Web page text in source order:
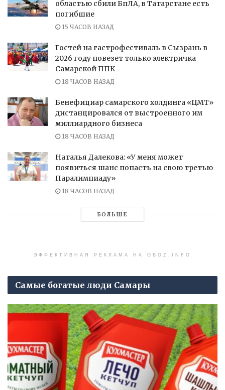
областью сбили БпЛА, в Татарстане есть
погибшие
15 ЧАСОВ НАЗАД
Гостей на гастрофестиваль в Сызрань в
2026 году повезет только электричка
Самарской ППК
18 ЧАСОВ НАЗАД
Бенефициар самарского холдинга «ЦМТ»
дистанцировался от выстроенного им
миллиардного бизнеса
18 ЧАСОВ НАЗАД
Наталья Далекова: «У меня может
появиться шанс попасть на свою третью
Паралимпиаду»
18 ЧАСОВ НАЗАД
БОЛЬШЕ
ЭФФЕКТИВНАЯ РЕКЛАМА НА OBOZ.INFO
Самые богатые люди Самары